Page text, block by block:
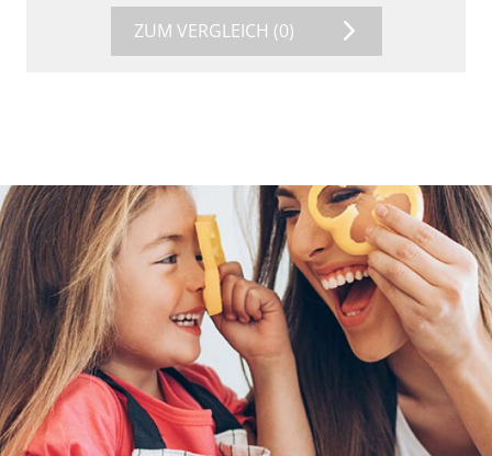
ZUM VERGLEICH (0)